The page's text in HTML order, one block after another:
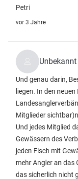
Petri
vor 3 Jahre
Unbekannt
Und genau darin,
liegen. In den
Mitglieder sichtbar)
Und jedes Mitglied
Gewässern des
jeden Fisch mit
mehr Angler an das
das sicherlich nicht